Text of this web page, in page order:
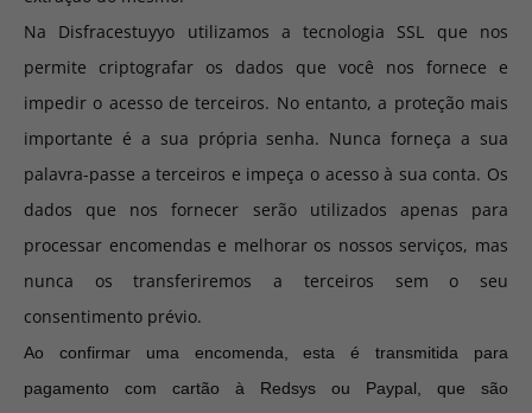
Na Disfracestuyyo utilizamos a tecnologia SSL que nos
permite criptografar os dados que você nos fornece e
impedir o acesso de terceiros. No entanto, a proteção mais
importante é a sua própria senha. Nunca forneça a sua
palavra-passe a terceiros e impeça o acesso à sua conta. Os
dados que nos fornecer serão utilizados apenas para
processar encomendas e melhorar os nossos serviços, mas
nunca os transferiremos a terceiros sem o seu
consentimento prévio.
Ao confirmar uma encomenda, esta é transmitida para
pagamento com cartão à Redsys ou Paypal, que são